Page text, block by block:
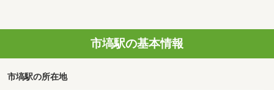
市塙駅の基本情報
市塙駅の所在地